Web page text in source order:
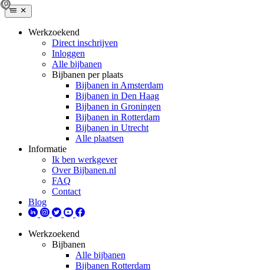
Werkzoekend
Direct inschrijven
Inloggen
Alle bijbanen
Bijbanen per plaats
Bijbanen in Amsterdam
Bijbanen in Den Haag
Bijbanen in Groningen
Bijbanen in Rotterdam
Bijbanen in Utrecht
Alle plaatsen
Informatie
Ik ben werkgever
Over Bijbanen.nl
FAQ
Contact
Blog
Werkzoekend
Bijbanen
Alle bijbanen
Bijbanen Rotterdam